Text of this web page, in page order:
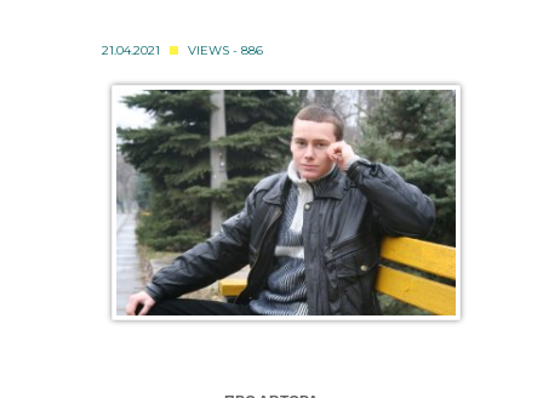
21.04.2021 VIEWS - 886